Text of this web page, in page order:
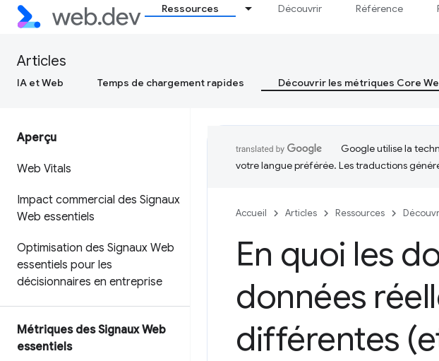
Ressources Découvrir Référence
Articles
IA et Web Temps de chargement rapides Découvrir les métriques Core
Aperçu
Web Vitals
Impact commercial des Signaux
Web essentiels
Optimisation des Signaux Web
essentiels pour les
décisionnaires en entreprise
Métriques des Signaux Web
essentiels
Google utilise la
votre langue préférée. Les traductions
Accueil Articles Ressources
En quoi les
données
différentes